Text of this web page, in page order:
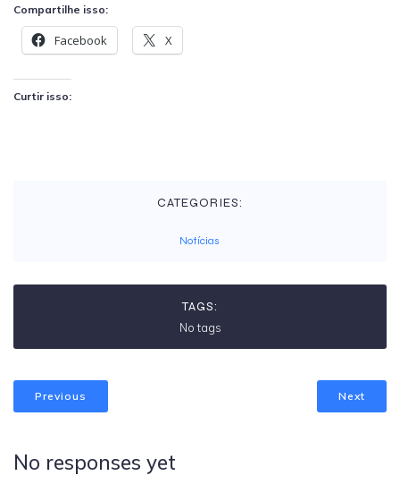
Compartilhe isso:
Facebook X
Curtir isso:
CATEGORIES:
Notícias
TAGS:
No tags
Previous Next
No responses yet